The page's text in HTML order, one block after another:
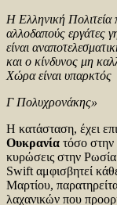
Η Ελληνική Πολιτεία
αλλοδαπούς εργάτες
είναι
και ο κίνδυνος μη
Χώρα είναι υπαρκτός
Γ Πολυχρονάκης»
Η κατάσταση, έχει
Ουκρανία τόσο
κυρώσεις στην
Swift αμφισβητεί
Μαρτίου,
λαχανικών που